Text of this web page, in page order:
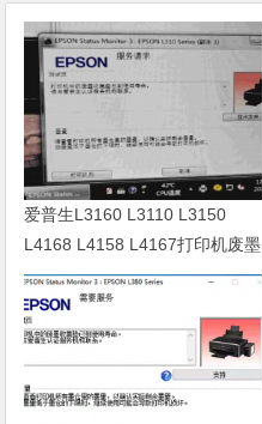
爱普生L3160 L3110 L3150
L4168 L4158 L4167打印机废墨
清零软件